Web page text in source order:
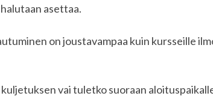
asettaa.
on joustavampaa kuin kursseille
vai tuletko suoraan